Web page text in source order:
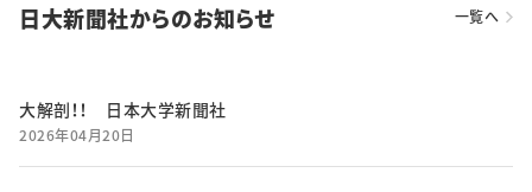
日大新聞社からのお知らせ 一覧へ
大解剖！！ 日本大学新聞社
2026年04月20日